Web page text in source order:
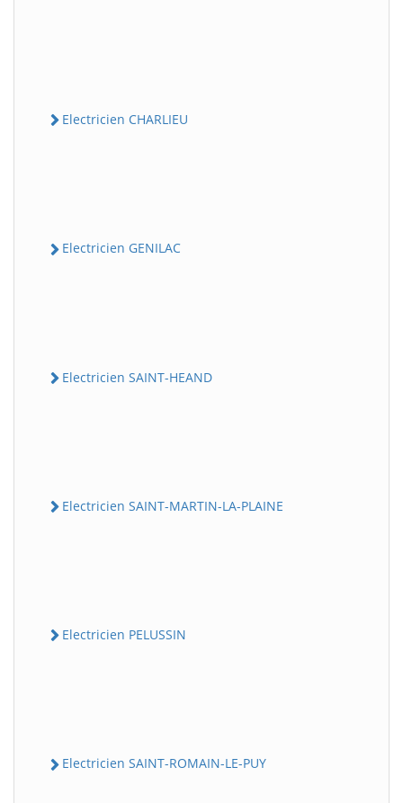
Electricien CHARLIEU
Electricien GENILAC
Electricien SAINT-HEAND
Electricien SAINT-MARTIN-LA-PLAINE
Electricien PELUSSIN
Electricien SAINT-ROMAIN-LE-PUY